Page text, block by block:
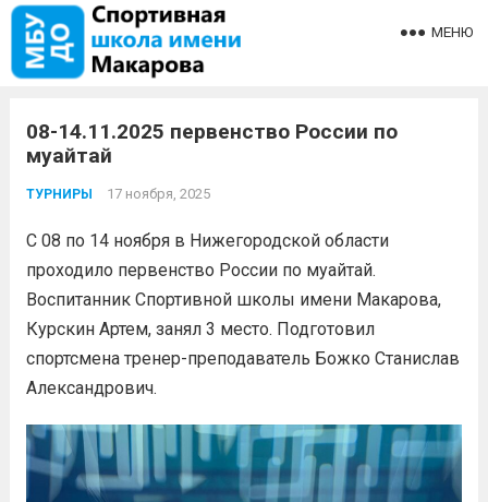
МЕНЮ
08-14.11.2025 первенство России по
муайтай
ТУРНИРЫ 17 ноября, 2025
С 08 по 14 ноября в Нижегородской области
проходило первенство России по муайтай.
Воспитанник Спортивной школы имени Макарова,
Курскин Артем, занял 3 место. Подготовил
спортсмена тренер-преподаватель Божко Станислав
Александрович.